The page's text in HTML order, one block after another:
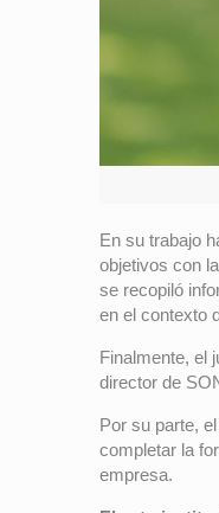
En su trabajo
objetivos con
se recopiló
en el contexto
Finalmente, el
director de
Por su parte,
completar la
empresa.